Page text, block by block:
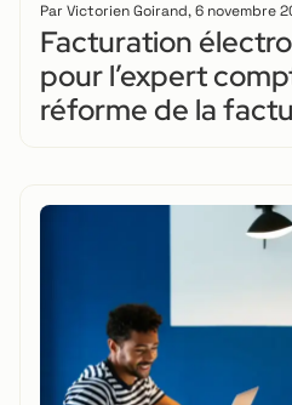
Par Victorien Goirand,6 novembre
Facturation
pour l’expert
réforme de la